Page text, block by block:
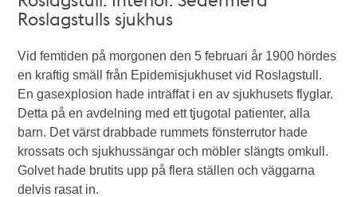
Roslagstulls sjukhus
Vid femtiden på morgonen den 5 februari år 1900 hördes
en kraftig smäll från Epidemisjukhuset vid Roslagstull.
En gasexplosion hade inträffat i en av sjukhusets flyglar.
Detta på en avdelning med ett tjugotal patienter, alla
barn. Det värst drabbade rummets fönsterrutor hade
krossats och sjukhussängar och möbler slängts omkull.
Golvet hade brutits upp på flera ställen och väggarna
delvis rasat in.